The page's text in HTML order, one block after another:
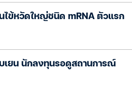
ไข้หวัดใหญ่ชนิด mRNA ตัวแรก
เยน นักลงทุนรอดูสถานการณ์